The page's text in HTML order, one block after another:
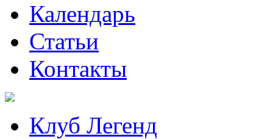
Календарь
Статьи
Контакты
Клуб Легенд